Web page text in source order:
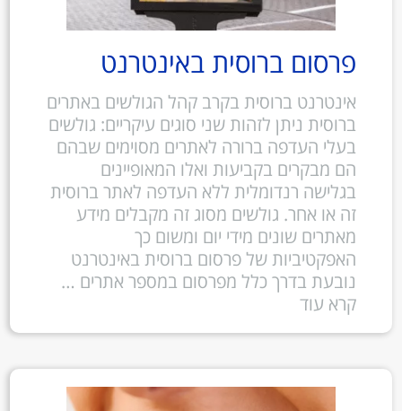
פרסום ברוסית באינטרנט
אינטרנט ברוסית בקרב קהל הגולשים באתרים
ברוסית ניתן לזהות שני סוגים עיקריים: גולשים
בעלי העדפה ברורה לאתרים מסוימים שבהם
הם מבקרים בקביעות ואלו המאופיינים
בגלישה רנדומלית ללא העדפה לאתר ברוסית
זה או אחר. גולשים מסוג זה מקבלים מידע
מאתרים שונים מידי יום ומשום כך
האפקטיביות של פרסום ברוסית באינטרנט
נובעת בדרך כלל מפרסום במספר אתרים …
קרא עוד